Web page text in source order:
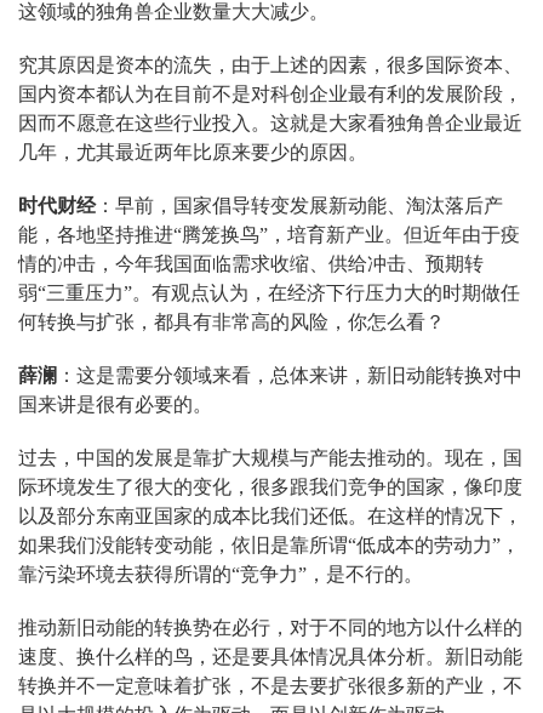
这领域的独角兽企业数量大大减少。
究其原因是资本的流失，由于上述的因素，很多国际资本、
国内资本都认为在目前不是对科创企业最有利的发展阶段，
因而不愿意在这些行业投入。这就是大家看独角兽企业最近
几年，尤其最近两年比原来要少的原因。
时代财经：早前，国家倡导转变发展新动能、淘汰落后产
能，各地坚持推进“腾笼换鸟”，培育新产业。但近年由于疫
情的冲击，今年我国面临需求收缩、供给冲击、预期转
弱“三重压力”。有观点认为，在经济下行压力大的时期做任
何转换与扩张，都具有非常高的风险，你怎么看？
薛澜 ：这是需要分领域来看，总体来讲，新旧动能转换对中
国来讲是很有必要的。
过去，中国的发展是靠扩大规模与产能去推动的。现在，国
际环境发生了很大的变化，很多跟我们竞争的国家，像印度
以及部分东南亚国家的成本比我们还低。在这样的情况下，
如果我们没能转变动能，依旧是靠所谓“低成本的劳动力”，
靠污染环境去获得所谓的“竞争力”，是不行的。
推动新旧动能的转换势在必行，对于不同的地方以什么样的
速度、换什么样的鸟，还是要具体情况具体分析。新旧动能
转换并不一定意味着扩张，不是去要扩张很多新的产业，不